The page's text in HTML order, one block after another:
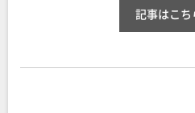
記事はこち